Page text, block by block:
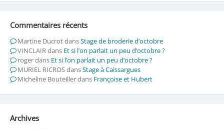
Commentaires récents
Martine DucrotdansStage de broderie d’octobre
VINCLAIRdans Et si l’on parlait un peu d’octobre ?
rogerdans Et si l’on parlait un peu d’octobre ?
MURIEL RICROSdansStage à Caissargues
Micheline Bouteillerdans Françoise et Hubert
Archives